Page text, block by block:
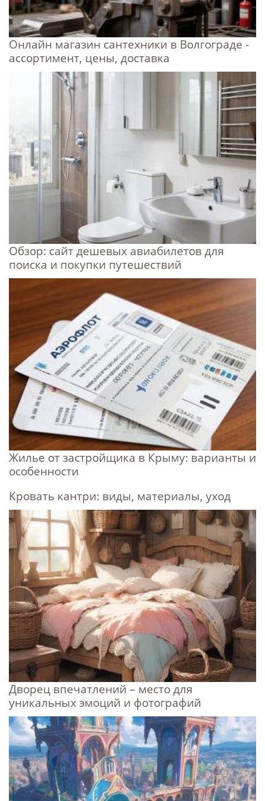
Онлайн магазин сантехники в Волгограде -
ассортимент, цены, доставка
Обзор: сайт дешевых авиабилетов для
поиска и покупки путешествий
Жилье от застройщика в Крыму: варианты и
особенности
Кровать кантри: виды, материалы, уход
Дворец впечатлений – место для
уникальных эмоций и фотографий